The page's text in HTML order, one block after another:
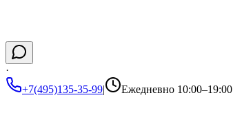
·
+7(495)135-35-99| Ежедневно 10:00–19:00